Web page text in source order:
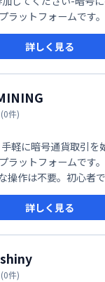
ラットフォームです。
詳しく見る
(0件)
軽に暗号通貨取引を
ラットフォームです
操作は不要。初心者
始められます。 効率
、暗号通貨投資の可能
詳しく見る
(0件)